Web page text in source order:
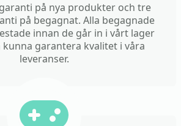
på nya produkter och tre
på begagnat. Alla begagnade
innan de går in i vårt lager
garantera kvalitet i våra
leveranser.